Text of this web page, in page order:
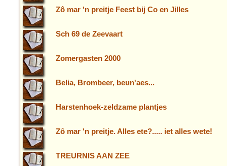
Zô mar 'n preitje Feest bij Co en Jilles
Sch 69 de Zeevaart
Zomergasten 2000
Belia, Brombeer, beun'aes...
Harstenhoek-zeldzame plantjes
Zô mar 'n preitje. Alles ete?..... iet alles wete!
TREURNIS AAN ZEE